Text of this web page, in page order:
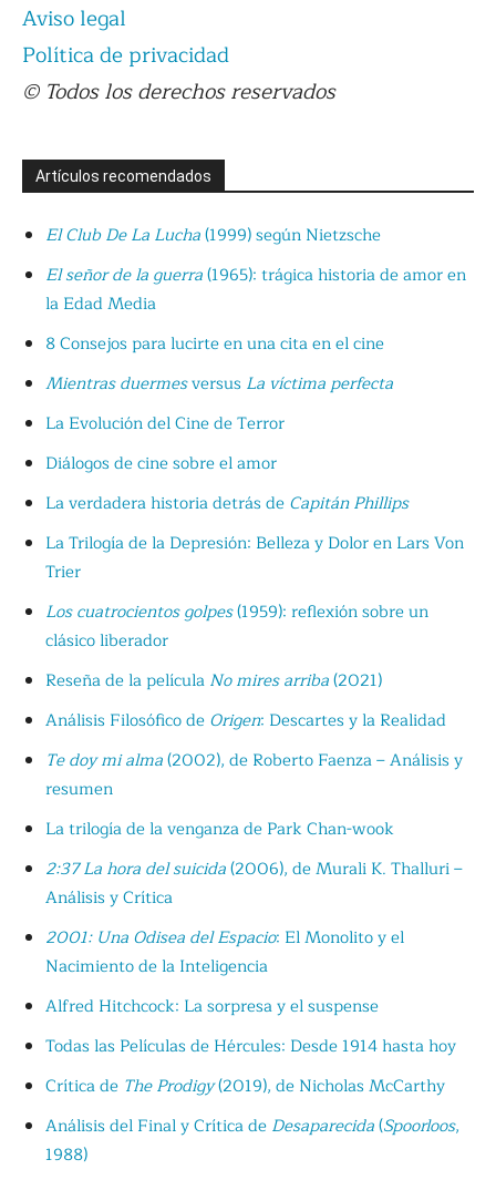
Aviso legal
Política de privacidad
© Todos los derechos reservados
Artículos recomendados
El Club De La Lucha(1999) según Nietzsche
El señor de la guerra(1965): trágica historia de amor en
la Edad Media
8 Consejos para lucirte en una cita en el cine
Mientras duermesversus La víctima perfecta
La Evolución del Cine de Terror
Diálogos de cine sobre el amor
La verdadera historia detrás de Capitán Phillips
La Trilogía de la Depresión: Belleza y Dolor en Lars Von
Trier
Los cuatrocientos golpes(1959): reflexión sobre un
clásico liberador
Reseña de la película No mires arriba(2021)
Análisis Filosófico de Origen: Descartes y la Realidad
Te doy mi alma(2002), de Roberto Faenza – Análisis y
resumen
La trilogía de la venganza de Park Chan-wook
2:37 La hora del suicida(2006), de Murali K. Thalluri –
Análisis y Crítica
2001: Una Odisea del Espacio: El Monolito y el
Nacimiento de la Inteligencia
Alfred Hitchcock: La sorpresa y el suspense
Todas las Películas de Hércules: Desde 1914 hasta hoy
Crítica de The Prodigy(2019), de Nicholas McCarthy
Análisis del Final y Crítica de Desaparecida(Spoorloos,
1988)